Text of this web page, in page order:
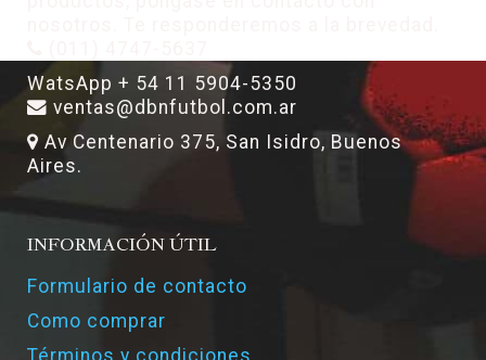
WatsApp + 54 11 5904-5350
ventas@dbnfutbol.com.ar
Av Centenario 375, San Isidro, Buenos
Aires.
INFORMACIÓN ÚTIL
Formulario de contacto
Como comprar
Términos y condiciones